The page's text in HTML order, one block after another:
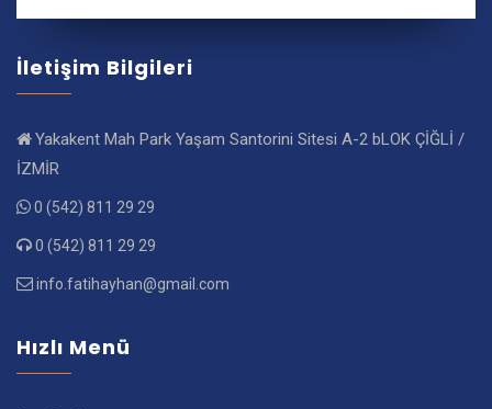
İletişim Bilgileri
Yakakent Mah Park Yaşam Santorini Sitesi A-2 bLOK ÇİĞLİ /
İZMİR
0 (542) 811 29 29
0 (542) 811 29 29
info.fatihayhan@gmail.com
Hızlı Menü